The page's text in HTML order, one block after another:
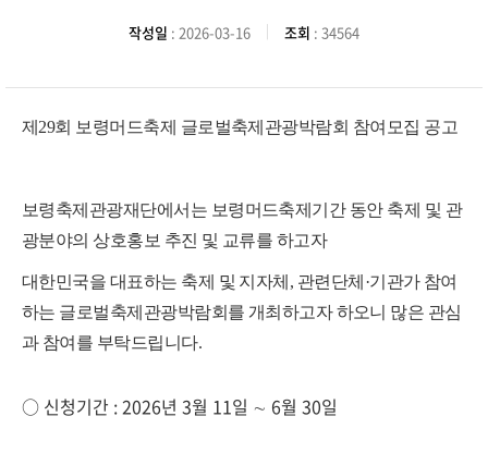
작성일 : 2026-03-16 조회 : 34564
제29회 보령머드축제 글로벌축제관광박람회 참여모집 공고
보령축제관광재단에서는 보령머드축제기간 동안 축제 및 관
광분야의 상호홍보 추진 및 교류를 하고자
대한민국을 대표하는 축제 및 지자체, 관련단체·기관가 참여
하는 글로벌축제관광박람회를 개최 하고자하오니 많은 관심
과 참여를 부탁드립니다.
○ 신청기간 : 2026년 3월 11일 ∼ 6월 30일